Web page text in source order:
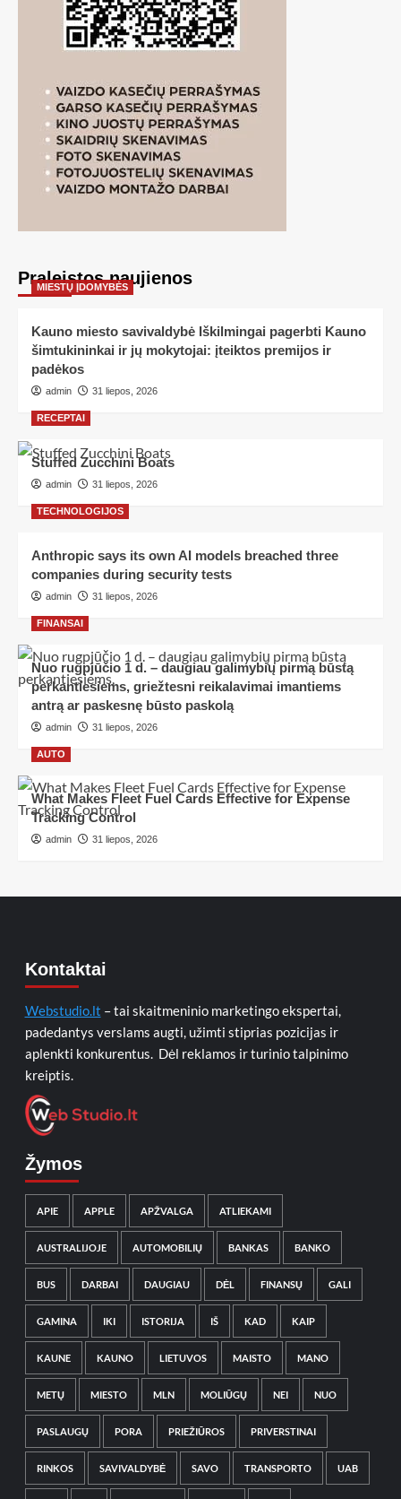
Praleistos naujienos
MIESTŲ ĮDOMYBĖS
Kauno miesto savivaldybė Iškilmingai pagerbti Kauno
šimtukininkai ir jų mokytojai: įteiktos premijos ir
padėkos
admin 31 liepos, 2026
RECEPTAI
Stuffed Zucchini Boats
admin 31 liepos, 2026
TECHNOLOGIJOS
Anthropic says its own AI models breached three
companies during security tests
admin 31 liepos, 2026
FINANSAI
Nuo rugpjūčio 1 d. – daugiau galimybių pirmą būstą
perkantiesiems, griežtesni reikalavimai imantiems
antrą ar paskesnę būsto paskolą
admin 31 liepos, 2026
AUTO
What Makes Fleet Fuel Cards Effective for Expense
Tracking Control
admin 31 liepos, 2026
Kontaktai
Webstudio.lt – tai skaitmeninio marketingo ekspertai,
padedantys verslams augti, užimti stiprias pozicijas ir
aplenkti konkurentus. Dėl reklamos ir turinio talpinimo
kreiptis.
Žymos
APIE APPLE APŽVALGA ATLIEKAMI
AUSTRALIJOJE AUTOMOBILIŲ BANKAS BANKO
BUS DARBAI DAUGIAU DĖL FINANSŲ GALI
GAMINA IKI ISTORIJA IŠ KAD KAIP
KAUNE KAUNO LIETUVOS MAISTO MANO
METŲ MIESTO MLN MOLIŪGŲ NEI NUO
PASLAUGŲ PORA PRIEŽIŪROS PRIVERSTINAI
RINKOS SAVIVALDYBĖ SAVO TRANSPORTO UAB